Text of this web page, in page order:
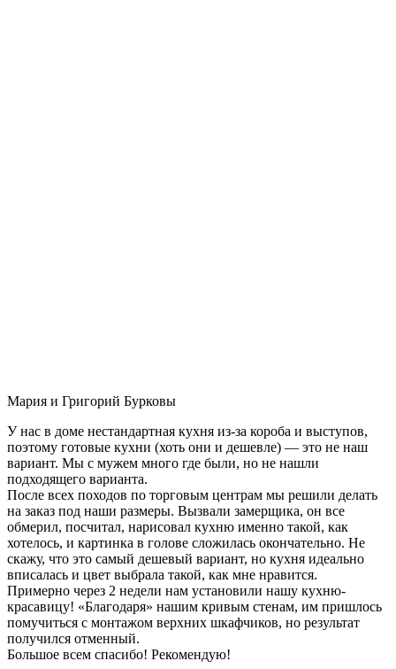
Мария и Григорий Бурковы
У нас в доме нестандартная кухня из-за короба и выступов,
поэтому готовые кухни (хоть они и дешевле) — это не наш
вариант. Мы с мужем много где были, но не нашли
подходящего варианта.
После всех походов по торговым центрам мы решили делать
на заказ под наши размеры. Вызвали замерщика, он все
обмерил, посчитал, нарисовал кухню именно такой, как
хотелось, и картинка в голове сложилась окончательно. Не
скажу, что это самый дешевый вариант, но кухня идеально
вписалась и цвет выбрала такой, как мне нравится.
Примерно через 2 недели нам установили нашу кухню-
красавицу! «Благодаря» нашим кривым стенам, им пришлось
помучиться с монтажом верхних шкафчиков, но результат
получился отменный.
Большое всем спасибо! Рекомендую!